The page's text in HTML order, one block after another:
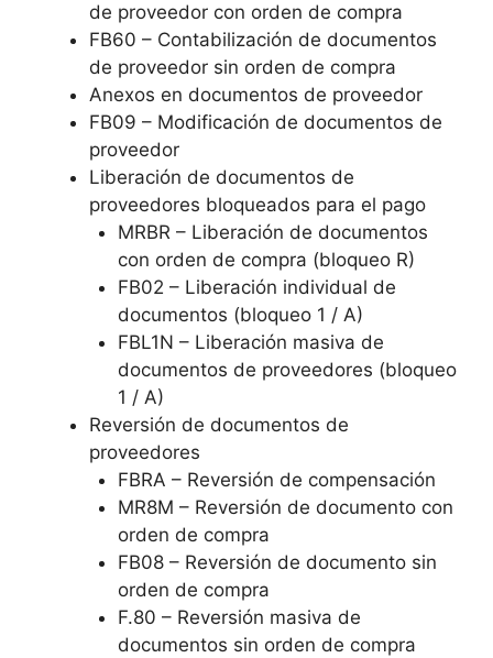
de proveedor con orden de compra
FB60 – Contabilización de documentos
de proveedor sin orden de compra
Anexos en documentos de proveedor
FB09 – Modificación de documentos de
proveedor
Liberación de documentos de
proveedores bloqueados para el pago
MRBR – Liberación de documentos
con orden de compra (bloqueo R)
FB02 – Liberación individual de
documentos (bloqueo 1 / A)
FBL1N – Liberación masiva de
documentos de proveedores (bloqueo
1 / A)
Reversión de documentos de
proveedores
FBRA – Reversión de compensación
MR8M – Reversión de documento con
orden de compra
FB08 – Reversión de documento sin
orden de compra
F.80 – Reversión masiva de
documentos sin orden de compra